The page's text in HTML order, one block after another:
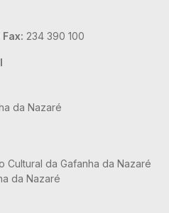
Fax: 234 390 100
da Nazaré
Cultural da Gafanha da Nazaré
da Nazaré